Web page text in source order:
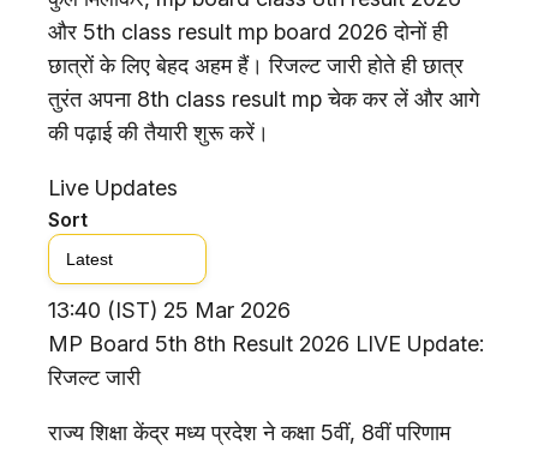
और 5th class result mp board 2026 दोनों ही
छात्रों के लिए बेहद अहम हैं। रिजल्ट जारी होते ही छात्र
तुरंत अपना 8th class result mp चेक कर लें और आगे
की पढ़ाई की तैयारी शुरू करें।
Live Updates
Sort
13:40 (IST) 25 Mar 2026
MP Board 5th 8th Result 2026 LIVE Update:
रिजल्ट जारी
राज्य शिक्षा केंद्र मध्य प्रदेश ने कक्षा 5वीं, 8वीं परिणाम